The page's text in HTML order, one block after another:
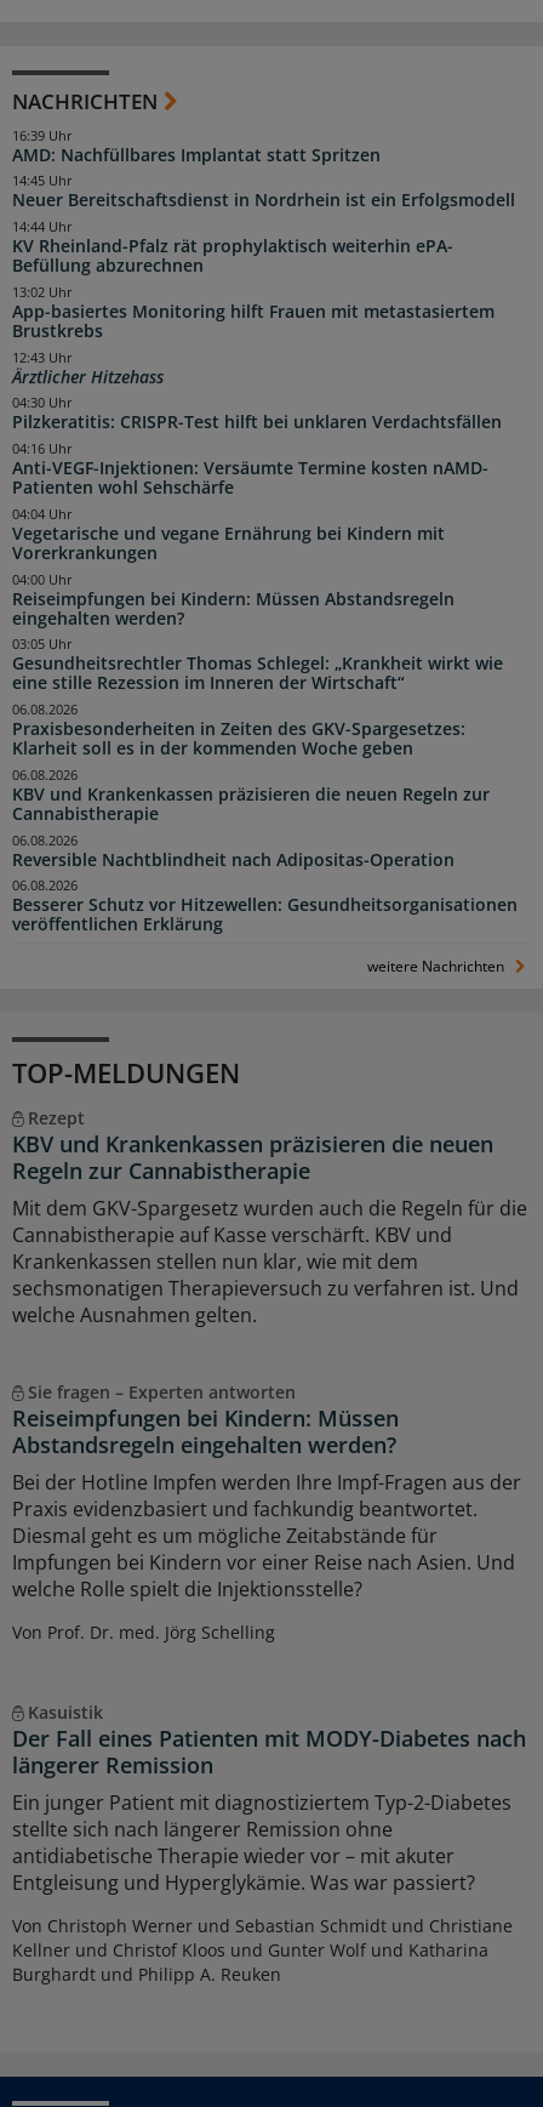
NACHRICHTEN
AMD: Nachfüllbares Implantat statt Spritzen
16:39 Uhr
Neuer Bereitschaftsdienst in Nordrhein ist ein Erfolgsmodell
14:45 Uhr
KV Rheinland-Pfalz rät prophylaktisch weiterhin ePA-
Befüllung abzurechnen
14:44 Uhr
App-basiertes Monitoring hilft Frauen mit metastasiertem
Brustkrebs
13:02 Uhr
Ärztlicher Hitzehass
12:43 Uhr
Pilzkeratitis: CRISPR-Test hilft bei unklaren Verdachtsfällen
04:30 Uhr
Anti-VEGF-Injektionen: Versäumte Termine kosten nAMD-
Patienten wohl Sehschärfe
04:16 Uhr
Vegetarische und vegane Ernährung bei Kindern mit
Vorerkrankungen
04:04 Uhr
Reiseimpfungen bei Kindern: Müssen Abstandsregeln
eingehalten werden?
04:00 Uhr
Gesundheitsrechtler Thomas Schlegel: „Krankheit wirkt wie
eine stille Rezession im Inneren der Wirtschaft“
03:05 Uhr
Praxisbesonderheiten in Zeiten des GKV-Spargesetzes:
Klarheit soll es in der kommenden Woche geben
06.08.2026
KBV und Krankenkassen präzisieren die neuen Regeln zur
Cannabistherapie
06.08.2026
Reversible Nachtblindheit nach Adipositas-Operation
06.08.2026
Besserer Schutz vor Hitzewellen: Gesundheitsorganisationen
veröffentlichen Erklärung
06.08.2026
weitere Nachrichten
TOP-MELDUNGEN
Rezept
KBV und Krankenkassen präzisieren die neuen
Regeln zur Cannabistherapie
Mit dem GKV-Spargesetz wurden auch die Regeln für die
Cannabistherapie auf Kasse verschärft. KBV und
Krankenkassen stellen nun klar, wie mit dem
sechsmonatigen Therapieversuch zu verfahren ist. Und
welche Ausnahmen gelten.
Sie fragen – Experten antworten
Reiseimpfungen bei Kindern: Müssen
Abstandsregeln eingehalten werden?
Bei der Hotline Impfen werden Ihre Impf-Fragen aus der
Praxis evidenzbasiert und fachkundig beantwortet.
Diesmal geht es um mögliche Zeitabstände für
Impfungen bei Kindern vor einer Reise nach Asien. Und
welche Rolle spielt die Injektionsstelle?
Von Prof. Dr. med. Jörg Schelling
Kasuistik
Der Fall eines Patienten mit MODY-Diabetes nach
längerer Remission
Ein junger Patient mit diagnostiziertem Typ-2-Diabetes
stellte sich nach längerer Remission ohne
antidiabetische Therapie wieder vor – mit akuter
Entgleisung und Hyperglykämie. Was war passiert?
Von Christoph Werner und Sebastian Schmidt und Christiane
Kellner und Christof Kloos und Gunter Wolf und Katharina
Burghardt und Philipp A. Reuken